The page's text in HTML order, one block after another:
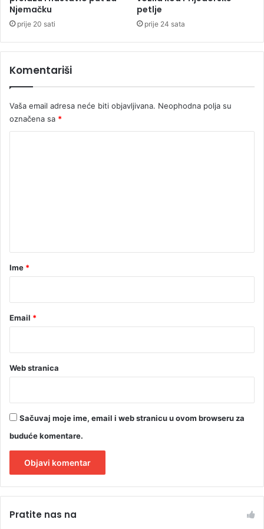
Njemačku
prije 20 sati
petlje
prije 24 sata
Komentariši
Vaša email adresa neće biti objavljivana. Neophodna polja su
označena sa *
rIme *
Email *
Web stranica
Sačuvaj moje ime, email i web stranicu u ovom browseru za
buduće komentare.
tPratite nas na